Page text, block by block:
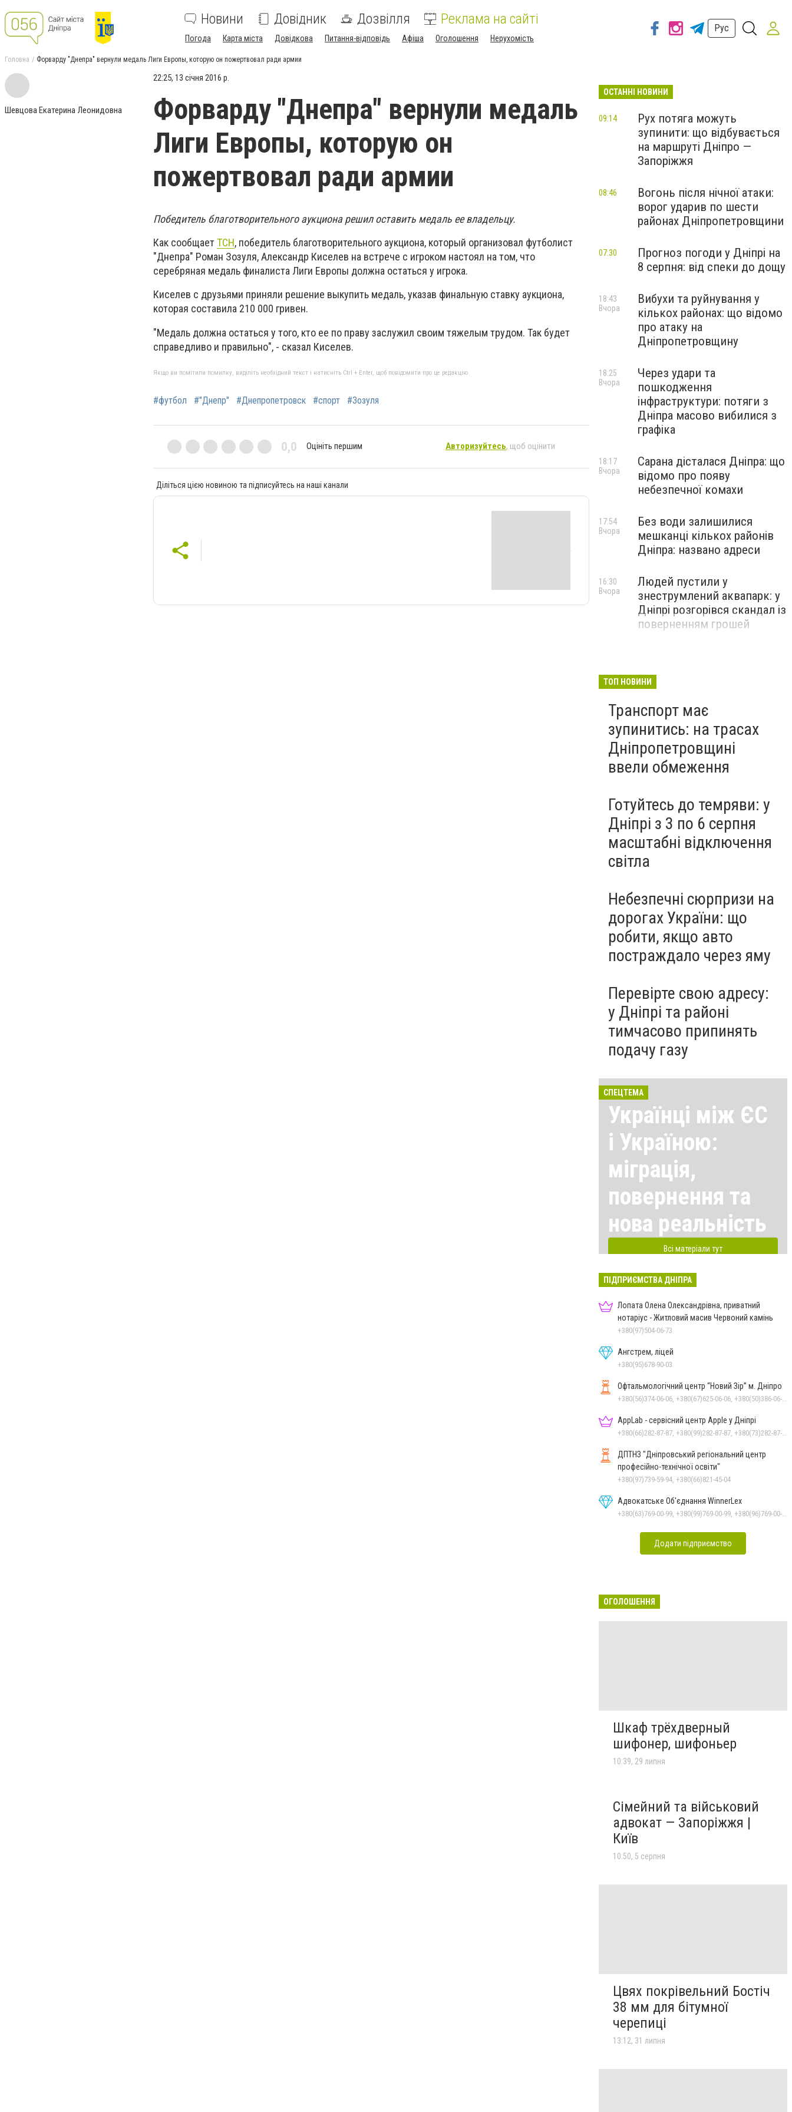
Новини Довідник Дозвілля Реклама на сайті
Погода Карта міста Довідкова Питання-відповідь Афіша Оголошення Нерухомість
Рус
Головна Форварду "Днепра" вернули медаль Лиги Европы, которую он пожертвовал ради армии
Шевцова Екатерина Леонидовна
22:25, 13 січня 2016 р.
Форварду "Днепра" вернули медаль
Лиги Европы, которую он
пожертвовал ради армии
Победитель благотворительного аукциона решил оставить медаль ее владельцу.
Как сообщаетТСН, победитель благотворительного аукциона, который организовал футболист
"Днепра" Роман Зозуля, Александр Киселев на встрече с игроком настоял на том, что
серебряная медаль финалиста Лиги Европы должна остаться у игрока.
Киселев с друзьями приняли решение выкупить медаль, указав финальную ставку аукциона,
которая составила 210 000 гривен.
"Медаль должна остаться у того, кто ее по праву заслужил своим тяжелым трудом. Так будет
справедливо и правильно", - сказал Киселев.
Якщо ви помітили помилку, виділіть необхідний текст і натисніть Ctrl + Enter, щоб повідомити про це редакцію
#футбол #"Днепр" #Днепропетровск #спорт #Зозуля
0,0 Оцініть першим Авторизуйтесь, щоб оцінити
Діліться цією новиною та підписуйтесь на наші канали
ОСТАННІ НОВИНИ
Рух потяга можуть
зупинити: що відбувається
на маршруті Дніпро —
Запоріжжя
09:14
Вогонь після нічної атаки:
ворог ударив по шести
районах Дніпропетровщини
08:46
Прогноз погоди у Дніпрі на
8 серпня: від спеки до дощу
07:30
Вибухи та руйнування у
кількох районах: що відомо
про атаку на
Дніпропетровщину
18:43
Вчора
Через удари та
пошкодження
інфраструктури: потяги з
Дніпра масово вибилися з
графіка
18:25
Вчора
Сарана дісталася Дніпра: що
відомо про появу
небезпечної комахи
18:17
Вчора
Без води залишилися
мешканці кількох районів
Дніпра: названо адреси
17:54
Вчора
Людей пустили у
знеструмлений аквапарк: у
Дніпрі розгорівся скандал із
поверненням грошей
16:30
Вчора
ТОП НОВИНИ
Транспорт має
зупинитись: на трасах
Дніпропетровщині
ввели обмеження
Готуйтесь до темряви: у
Дніпрі з 3 по 6 серпня
масштабні відключення
світла
Небезпечні сюрпризи на
дорогах України: що
робити, якщо авто
постраждало через яму
Перевірте свою адресу:
у Дніпрі та районі
тимчасово припинять
подачу газу
СПЕЦТЕМА
Українці між ЄС
і Україною:
міграція,
повернення та
нова реальність
Всі матеріали тут
ПІДПРИЄМСТВА ДНІПРА
Лопата Олена Олександрівна, приватний
нотаріус - Житловий масив Червоний камінь
+380(97)504-06-73
Ангстрем, ліцей
+380(95)678-90-03
Офтальмологічний центр “Новий Зір” м. Дніпро
AppLab - сервісний центр Apple у Дніпрі
ДПТНЗ "Дніпровський регіональний центр
професійно-технічної освіти"
+380(97)739-59-94, +380(66)821-45-04
Адвокатське Об'єднання WinnerLex
Додати підприємство
ОГОЛОШЕННЯ
Шкаф трёхдверный
шифонер, шифоньер
10:39, 29 липня
Сімейний та військовий
адвокат — Запоріжжя |
Київ
10:50, 5 серпня
Цвях покрівельний Бостіч
38 мм для бітумної
черепиці
13:12, 31 липня